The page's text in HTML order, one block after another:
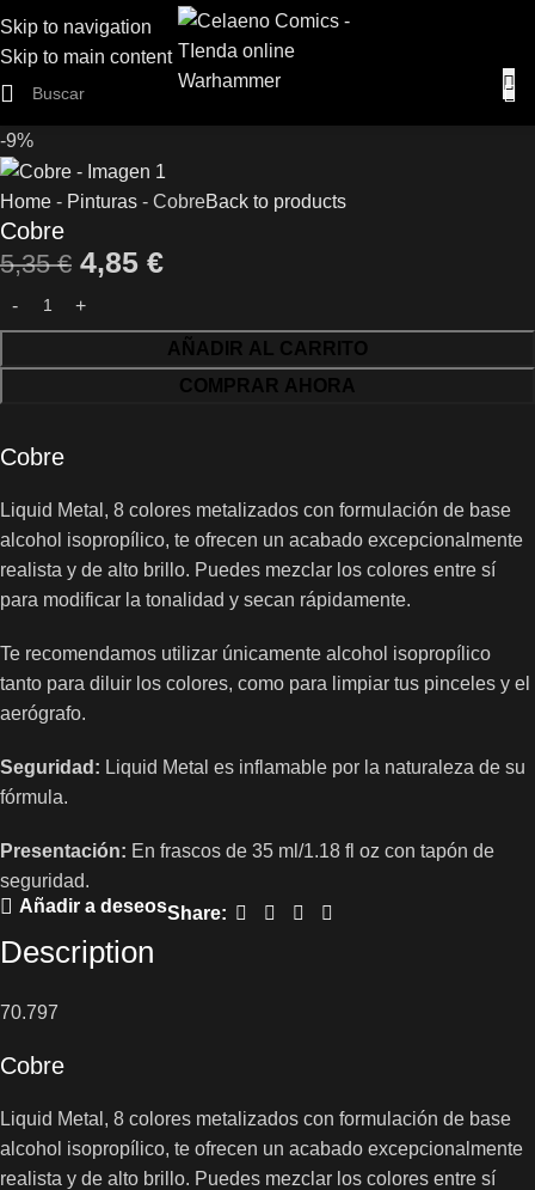
Skip to navigation
Skip to main content
-9%
Home - Pinturas - CobreBack to products
Cobre
5,35€ 4,85 €
AÑADIR AL CARRITO
COMPRAR AHORA
Cobre
Liquid Metal, 8 colores metalizados con formulación de base
alcohol isopropílico, te ofrecen un acabado excepcionalmente
realista y de alto brillo. Puedes mezclar los colores entre sí
para modificar la tonalidad y secan rápidamente.
Te recomendamos utilizar únicamente alcohol isopropílico
tanto para diluir los colores, como para limpiar tus pinceles y el
aerógrafo.
Seguridad: Liquid Metal es inflamable por la naturaleza de su
fórmula.
Presentación: En frascos de 35 ml/1.18 fl oz con tapón de
seguridad.
Añadir a deseosShare:
Description
70.797
Cobre
Liquid Metal, 8 colores metalizados con formulación de base
alcohol isopropílico, te ofrecen un acabado excepcionalmente
realista y de alto brillo. Puedes mezclar los colores entre sí